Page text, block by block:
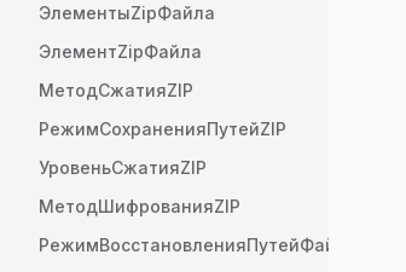
ЭлементыZipФайла
ЭлементZipФайла
МетодСжатияZIP
РежимСохраненияПутейZIP
УровеньСжатияZIP
МетодШифрованияZIP
РежимВосстановленияПутейФайловZIP